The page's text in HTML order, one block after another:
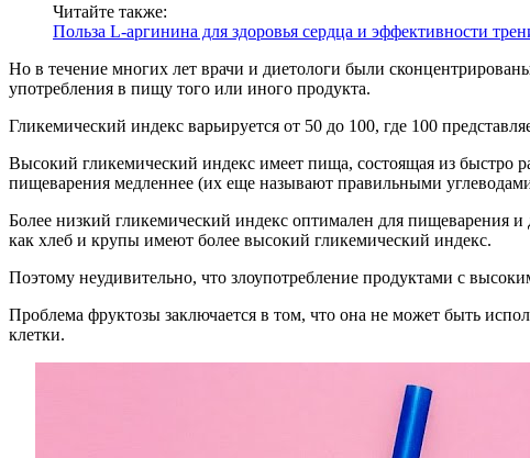
Читайте также:
Польза L-аргинина для здоровья сердца и эффективности
Но в течение многих лет врачи и диетологи были
употребления в пищу того или иного продукта.
Гликемический индекс варьируется от 50 до 100, где 100
Высокий гликемический индекс имеет пища, состоящая из быстро
пищеварения медленнее (их еще называют правильными
Более низкий гликемический индекс оптимален для пищеварения
как хлеб и крупы имеют более высокий гликемический индекс.
Поэтому неудивительно, что злоупотребление продуктами с
Проблема фруктозы заключается в том, что она не может быть
клетки.